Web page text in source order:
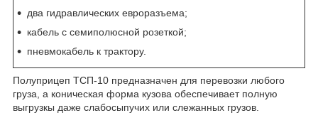
два гидравлических евроразъема;
кабель с семиполюсной розеткой;
пневмокабель к трактору.
Полуприцеп ТСП-10 предназначен для перевозки любого
груза, а коническая форма кузова обеспечивает полную
выгрузкы даже слабосыпучих или слежанных грузов.